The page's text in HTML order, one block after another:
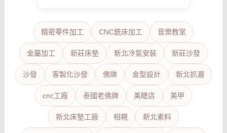
精密零件加工 CNC銑床加工 音樂教室
金屬加工 新莊床墊 新北冷氣安裝 新莊沙發
沙發 客製化沙發 佛牌 金型設計 新北抓漏
cnc工廠 泰國老佛牌 美睫店 美甲
新北床墊工廠 相親 新北素料